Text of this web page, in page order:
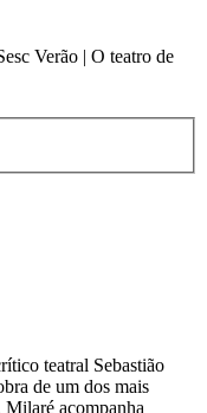
Verão | O teatro de
teatral Sebastião
de um dos mais
Milaré acompanha